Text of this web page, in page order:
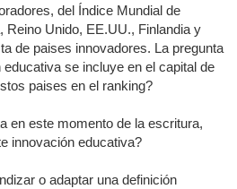
del Índice Mundial de
Reino Unido, EE.UU., Finlandia y
de paises innovadores. La pregunta
se incluye en el capital de
paises en el ranking?
en este momento de la escritura,
innovación educativa?
o adaptar una definición